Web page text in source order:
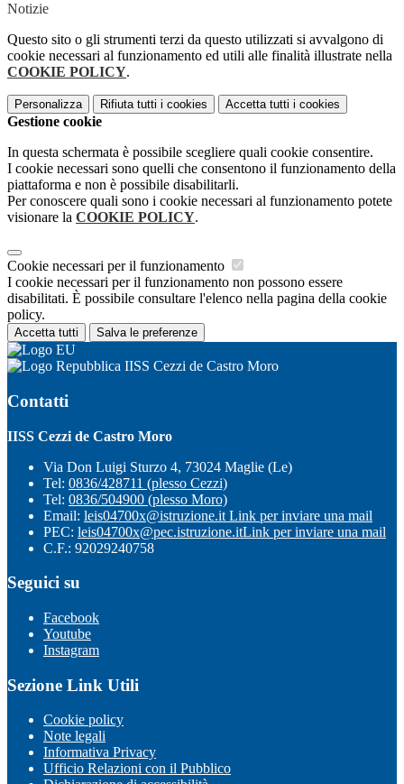
Notizie
Questo sito o gli strumenti terzi da questo utilizzati si avvalgono di
cookie necessari al funzionamento ed utili alle finalità illustrate nella
COOKIE POLICY.
Personalizza Rifiuta tutti i cookies Accetta tutti i cookies
Gestione cookie
In questa schermata è possibile scegliere quali cookie consentire.
I cookie necessari sono quelli che consentono il funzionamento della
piattaforma e non è possibile disabilitarli.
Per conoscere quali sono i cookie necessari al funzionamento potete
visionare la COOKIE POLICY.
Cookie necessari per il funzionamento
I cookie necessari per il funzionamento non possono essere
disabilitati. È possibile consultare l'elenco nella pagina della cookie
policy.
Accetta tutti Salva le preferenze
IISS Cezzi de Castro Moro
Contatti
IISS Cezzi de Castro Moro
Via Don Luigi Sturzo 4, 73024 Maglie (Le)
Tel: 0836/428711 (plesso Cezzi)
Tel: 0836/504900 (plesso Moro)
Email: leis04700x@istruzione.it Link per inviare una mail
PEC: leis04700x@pec.istruzione.itLink per inviare una mail
C.F.: 92029240758
Seguici su
Facebook
Youtube
Instagram
Sezione Link Utili
Cookie policy
Note legali
Informativa Privacy
Ufficio Relazioni con il Pubblico